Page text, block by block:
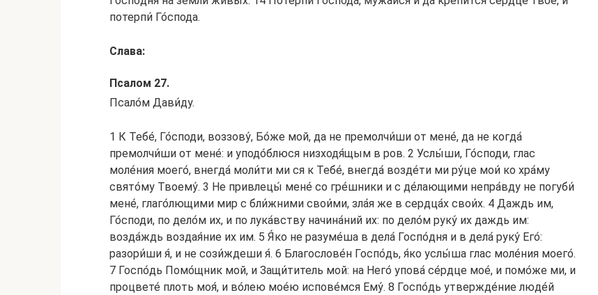
потерпи́ Го́спода.
Слава:
Псалом 27.
Псало́м Дави́ду.
1 К Тебе́, Го́споди, воззову́, Бо́же мой, да не премолчи́ши от мене́, да не когда́
премолчи́ши от мене́: и уподо́блюся низходя́щым в ров. 2 Услы́ши, Го́споди, глас
моле́ния моего́, внегда́ моли́ти ми ся к Тебе́, внегда́ возде́ти ми ру́це мои́ ко хра́му
свято́му Твоему́. 3 Не привлецы́ мене́ со гре́шники и с де́лающими непра́вду не погуби́
мене́, глаго́лющими мир с бли́жними свои́ми, зла́я же в сердца́х свои́х. 4 Даждь им,
Го́споди, по дело́м их, и по лука́вству начина́ний их: по дело́м руку́ их даждь им:
возда́ждь воздая́ние их им. 5 Я́ко не разуме́ша в дела́ Госпо́дня и в дела́ руку́ Его́:
разори́ши я́, и не сози́ждеши я́. 6 Благослове́н Госпо́дь, я́ко услы́ша глас моле́ния моего́.
7 Госпо́дь Помо́щник мой, и Защи́титель мой: на Него́ упова́ се́рдце мое́, и помо́же ми, и
процвете́ плоть моя́, и во́лею мое́ю испове́мся Ему́. 8 Госпо́дь утвержде́ние люде́й